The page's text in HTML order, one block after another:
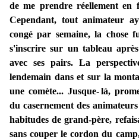
de me prendre réellement en
Cependant, tout animateur
congé par semaine,la chose
s'inscrire sur un tableau
avec ses pairs. La
lendemain dans et sur la
une comète...Jusque-là,
du casernement des
habitudes de grand-père,
sans couper lecordon du